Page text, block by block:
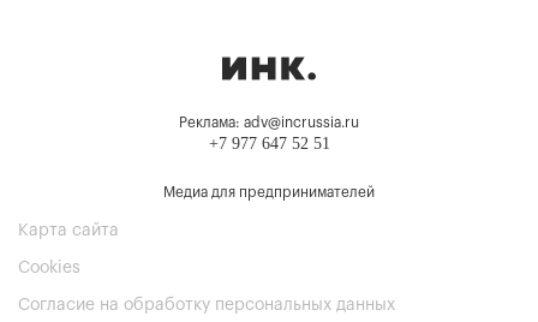
Реклама: adv@incrussia.ru
+7 977 647 52 51
Медиа для предпринимателей
Карта сайта
Cookies
Согласие на обработку персональных данных